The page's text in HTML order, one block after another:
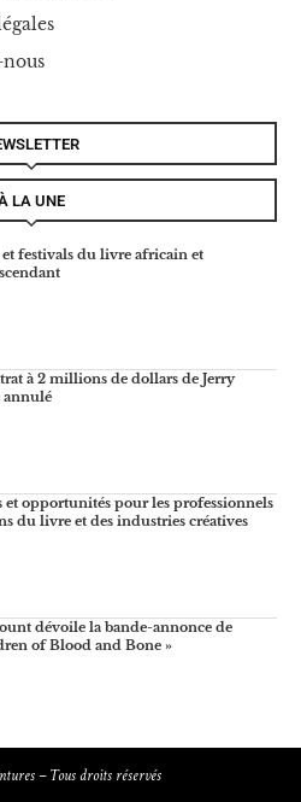
LA UNE
et festivals du livre africain et
à 2 millions de dollars de Jerry
annulé
et opportunités pour les professionnels
du livre et des industries créatives
dévoile la bande-annonce de
of Blood and Bone »
– Tous droits réservés